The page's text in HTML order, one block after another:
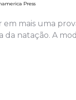
Press
mais uma
da natação. A